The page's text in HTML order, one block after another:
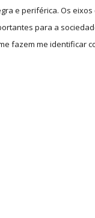
e periférica. Os eixos
para a
fazem me identificar